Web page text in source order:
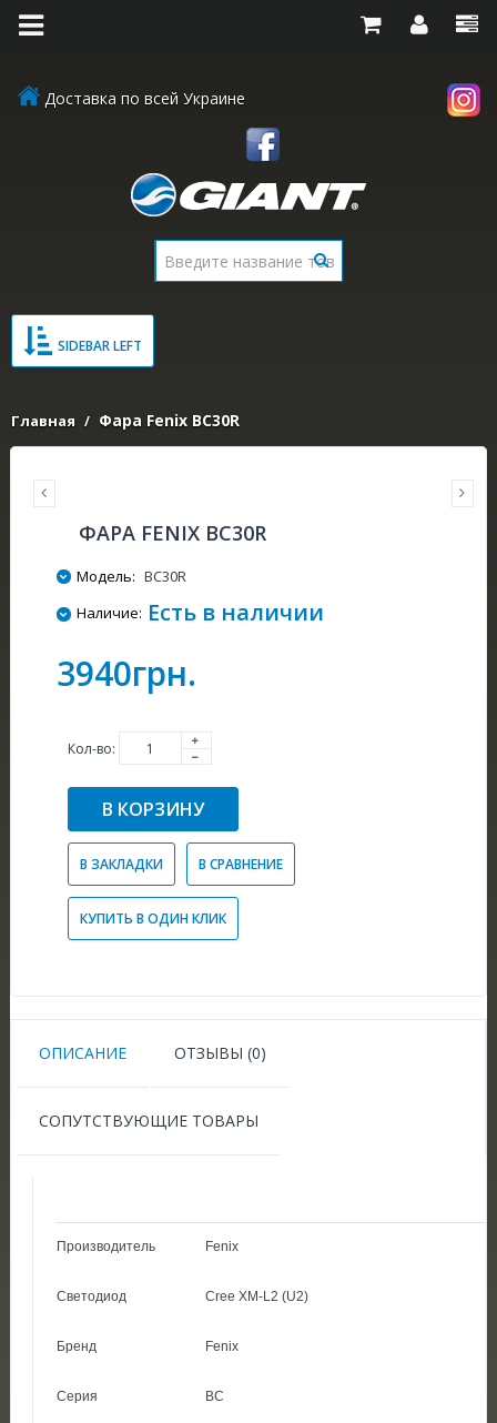
Доставка по всей Украине
SIDEBAR LEFT
Главная Фара Fenix BC30R
ФАРА FENIX BC30R
Модель: BC30R
Наличие: Есть в наличии
3940грн.
Кол-во:
В КОРЗИНУ
В ЗАКЛАДКИ В СРАВНЕНИЕ
КУПИТЬ В ОДИН КЛИК
ОПИСАНИЕ ОТЗЫВЫ (0)
СОПУТСТВУЮЩИЕ ТОВАРЫ
Производитель Fenix
Светодиод Cree XM-L2 (U2)
Бренд Fenix
Серия BC